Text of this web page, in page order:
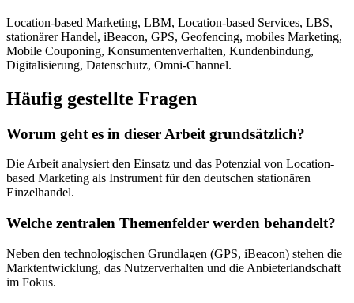
Location-based Marketing, LBM, Location-based Services, LBS,
stationärer Handel, iBeacon, GPS, Geofencing, mobiles Marketing,
Mobile Couponing, Konsumentenverhalten, Kundenbindung,
Digitalisierung, Datenschutz, Omni-Channel.
Häufig gestellte Fragen
Worum geht es in dieser Arbeit grundsätzlich?
Die Arbeit analysiert den Einsatz und das Potenzial von Location-
based Marketing als Instrument für den deutschen stationären
Einzelhandel.
Welche zentralen Themenfelder werden behandelt?
Neben den technologischen Grundlagen (GPS, iBeacon) stehen die
Marktentwicklung, das Nutzerverhalten und die Anbieterlandschaft
im Fokus.